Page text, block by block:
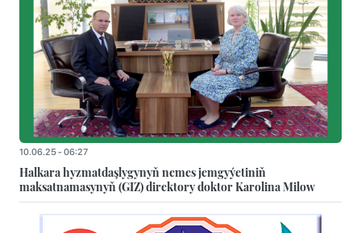
10.06.25 - 06:27
Halkara hyzmatdaşlygynyň nemes jemgyýetiniň
maksatnamasynyň (GIZ) direktory doktor Karolina Milow